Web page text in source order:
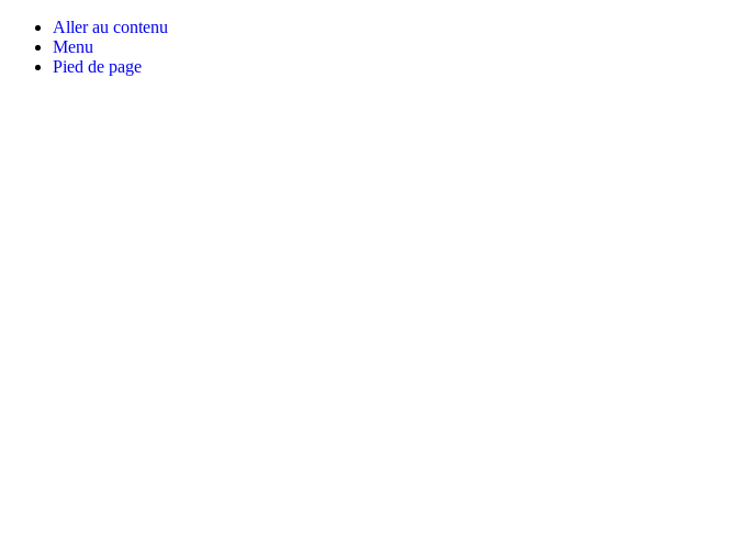
Aller au contenu
Menu
Pied de page